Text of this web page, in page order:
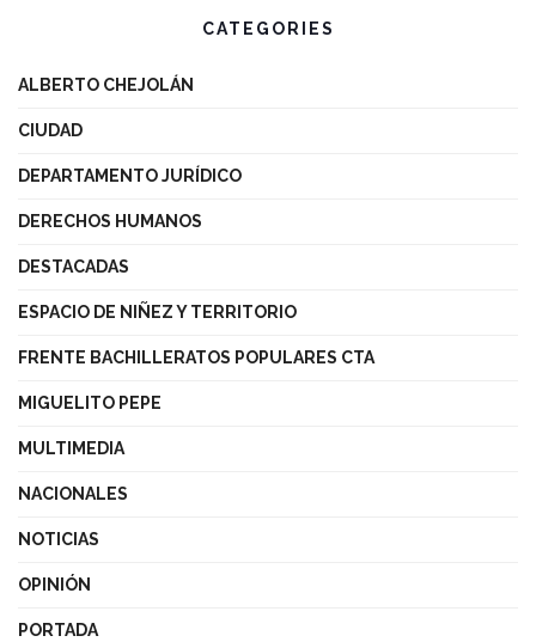
CATEGORIES
ALBERTO CHEJOLÁN
CIUDAD
DEPARTAMENTO JURÍDICO
DERECHOS HUMANOS
DESTACADAS
ESPACIO DE NIÑEZ Y TERRITORIO
FRENTE BACHILLERATOS POPULARES CTA
MIGUELITO PEPE
MULTIMEDIA
NACIONALES
NOTICIAS
OPINIÓN
PORTADA